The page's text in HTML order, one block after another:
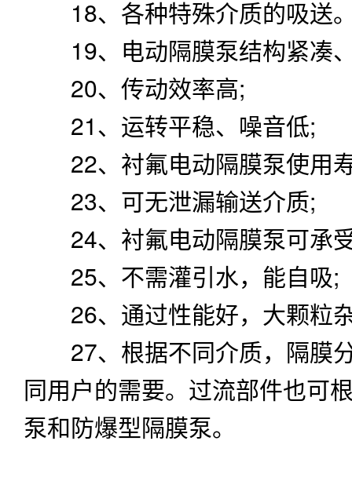
18、各种特殊介质的吸送
19、电动隔膜泵结构紧凑
20、传动效率高;
21、运转平稳、噪音低;
22、衬氟电动隔膜泵使用
23、可无泄漏输送介质;
24、衬氟电动隔膜泵可承
25、不需灌引水，能自吸;
26、通过性能好，大颗粒
27、根据不同介质，隔膜分
同用户的需要。过流部件也可
泵和防爆型隔膜泵。